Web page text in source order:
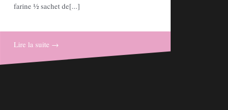
farine ½ sachet de[...]
Lire la suite →